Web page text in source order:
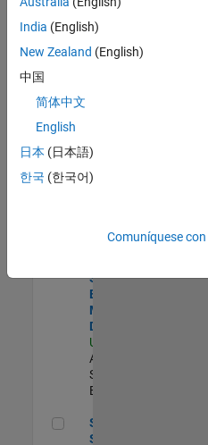
empleos
en su
zona.
Product Strategy Lead -
Ecosystem for
US-MA-Natick
Experimentado
Solutions
Engineer -
Model Based
Design
US-MA-Natick
Advanced
Support |
Experimentado
Senior Security
Senior
Security
India (English)
New Zealand (English)
中国
简体中文
English
日本 (日本語)
한국 (한국어)
Comuníquese